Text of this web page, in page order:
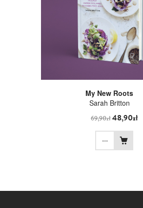
My New Roots
Sarah Britton
69,90zł48,90zł
...